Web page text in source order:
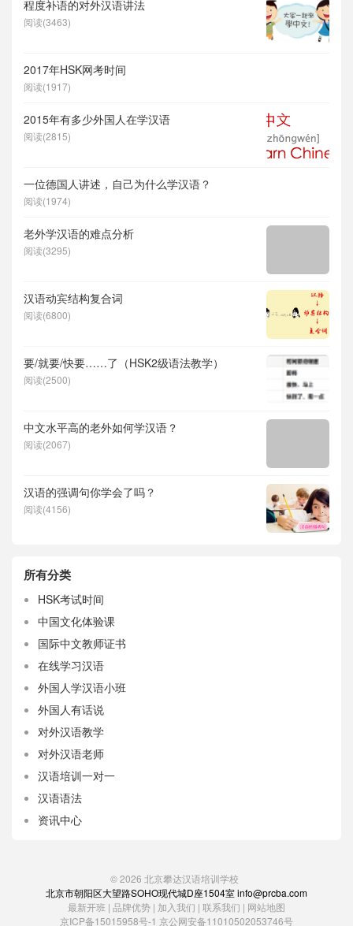
程度补语的对外汉语讲法
阅读(3463)
2017年HSK网考时间
阅读(1917)
2015年有多少外国人在学汉语
阅读(2815)
一位德国人讲述，自己为什么学汉语？
阅读(1974)
老外学汉语的难点分析
阅读(3295)
汉语动宾结构复合词
阅读(6800)
要/就要/快要……了（HSK2级语法教学）
阅读(2500)
中文水平高的老外如何学汉语？
阅读(2067)
汉语的强调句你学会了吗？
阅读(4156)
所有分类
HSK考试时间
中国文化体验课
国际中文教师证书
在线学习汉语
外国人学汉语小班
外国人有话说
对外汉语教学
对外汉语老师
汉语培训一对一
汉语语法
资讯中心
© 2026 北京攀达汉语培训学校
北京市朝阳区大望路SOHO现代城D座1504室 info@prcba.com
最新开班 | 品牌优势 | 加入我们 | 联系我们 | 网站地图
京ICP备15015958号-1 京公网安备11010502053746号